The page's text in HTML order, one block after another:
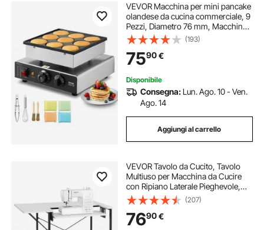
VEVOR Macchina per mini pancake
olandese da cucina commerciale, 9
Pezzi, Diametro 76 mm, Macchina
per mini dorayaki, 850 W, Controllo
temperatura e tempo, per Cucina
commerciale, Feste, Evento
(193)
7590€
Disponibile
Consegna: Lun. Ago. 10 - Ven.
Ago. 14
Aggiungi al carrello
VEVOR Tavolo da Cucito, Tavolo
Multiuso per Macchina da Cucire
con Ripiano Laterale Pieghevole,
Scrivania per Computer per Casa,
Studio di Moda, Studio di Arte,
Istituto Scolastico, Bianco
(207)
7690€